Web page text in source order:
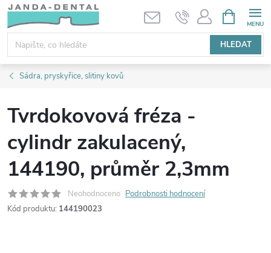
Přejít
obsah
HLEDAT
NÁKUPNÍ
KOŠÍK
Sádra, pryskyřice, slitiny kovů
Tvrdokovová fréza -
cylindr zakulacený,
144190, průměr 2,3mm
Neohodnoceno Podrobnosti hodnocení
Kód produktu: 144190023